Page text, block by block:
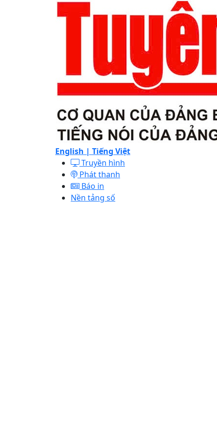
English | Tiếng Việt
Truyền hình
Phát thanh
Báo in
Nền tảng số